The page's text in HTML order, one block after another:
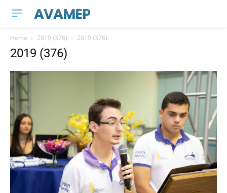
AVAMEP
Home 2019 (376) 2019 (376)
2019 (376)